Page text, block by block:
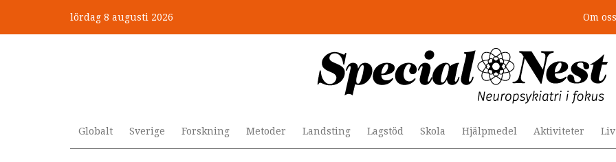
huvudinnehåll
lördag 8 augusti 2026 Om oss
Globalt Sverige Forskning Metoder Landsting Lagstöd Skola Hjälpmedel Aktiviteter